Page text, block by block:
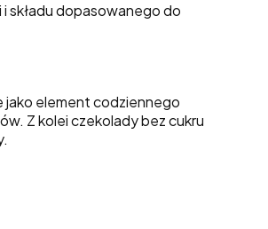
składu dopasowanego do
jako element codziennego
Z kolei czekolady bez cukru